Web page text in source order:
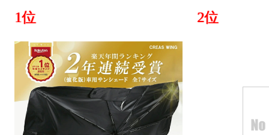
グ：25位
車用品・
1位 2位